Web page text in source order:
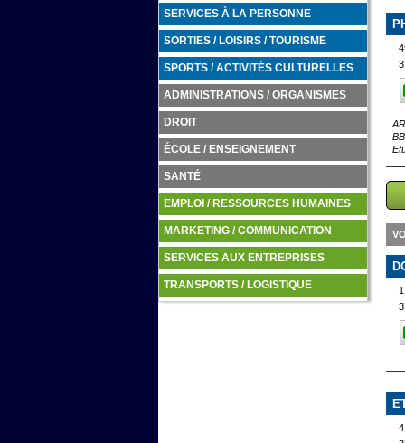
SERVICES À LA PERSONNE
SORTIES / LOISIRS / TOURISME
SPORTS / ACTIVITÉS CULTURELLES
ADMINISTRATIONS / ORGANISMES
DROIT
ÉCOLE / ENSEIGNEMENT
SANTÉ
EMPLOI / RESSOURCES HUMAINES
MARKETING / COMMUNICATION
SERVICES AUX ENTREPRISES
TRANSPORTS / LOGISTIQUE